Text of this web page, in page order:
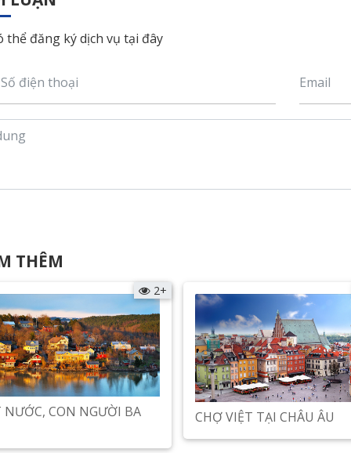
thể đăng ký dịch vụ tại đây
THÊM
2+
CON NGƯỜI BA
Xem chi tiết
CHỢ VIỆT TẠI CHÂU ÂU
Xem chi tiết